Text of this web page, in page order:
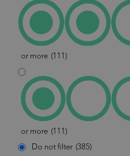
or more (111)
or more (111)
Do not filter (385)